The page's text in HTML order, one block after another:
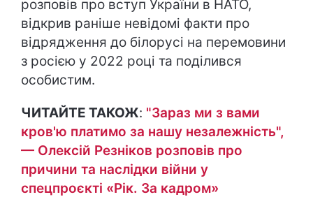
розповів про вступ України в НАТО,
відкрив раніше невідомі факти про
відрядження до білорусі на перемовини
з росією у 2022 році та поділився
особистим.
ЧИТАЙТЕ ТАКОЖ: "Зараз ми з вами
кров'ю платимо за нашу незалежність",
— Олексій Резніков розповів про
причини та наслідки війни у
спецпроєкті «Рік. За кадром»